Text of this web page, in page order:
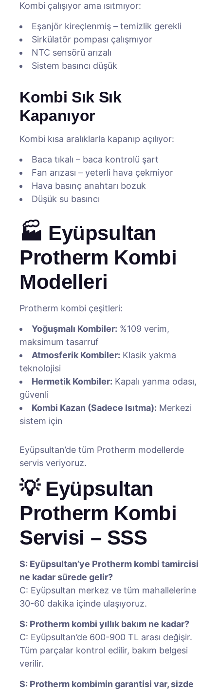
Kombi çalışıyor ama ısıtmıyor:
Eşanjör kireçlenmiş – temizlik gerekli
Sirkülatör pompası çalışmıyor
NTC sensörü arızalı
Sistem basıncı düşük
Kombi Sık Sık
Kapanıyor
Kombi kısa aralıklarla kapanıp açılıyor:
Baca tıkalı – baca kontrolü şart
Fan arızası – yeterli hava çekmiyor
Hava basınç anahtarı bozuk
Düşük su basıncı
🏭 Eyüpsultan
Protherm Kombi
Modelleri
Protherm kombi çeşitleri:
Yoğuşmalı Kombiler: %109 verim,
maksimum tasarruf
Atmosferik Kombiler: Klasik yakma
teknolojisi
Hermetik Kombiler: Kapalı yanma odası,
güvenli
Kombi Kazan (Sadece Isıtma): Merkezi
sistem için
Eyüpsultan’de tüm Protherm modellerde
servis veriyoruz.
💡 Eyüpsultan
Protherm Kombi
Servisi – SSS
S: Eyüpsultan’ye Protherm kombi tamircisi
ne kadar sürede gelir?
C: Eyüpsultan merkez ve tüm mahallelerine
30-60 dakika içinde ulaşıyoruz.
S: Protherm kombi yıllık bakım ne kadar?
C: Eyüpsultan’de 600-900 TL arası değişir.
Tüm parçalar kontrol edilir, bakım belgesi
verilir.
S: Protherm kombimin garantisi var, sizde